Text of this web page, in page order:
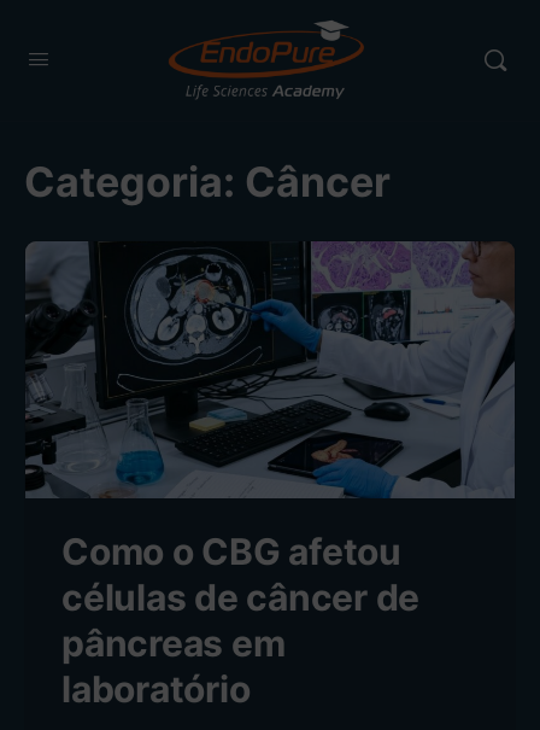
Categoria: Câncer
Como o CBG afetou
células de câncer de
pâncreas em
laboratório